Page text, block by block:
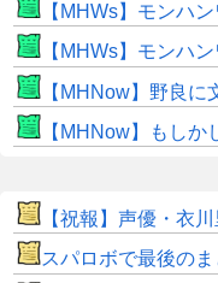
【MHWs】モンハン
【MHWs】モンハ
【MHNow】野良に文句言ってるやつ
【MHNow】もしか
【祝報】声優・衣川里佳さん結婚発表！「ゾンビランドサガ」ゆ
スパロボで最後の